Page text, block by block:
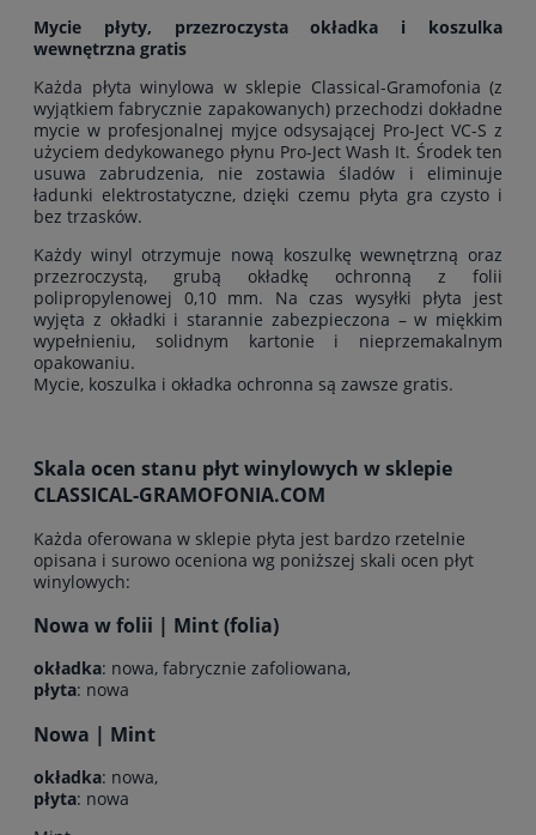
Mycie płyty, przezroczysta okładka i koszulka
wewnętrzna gratis
Każda płyta winylowa w sklepie Classical-Gramofonia (z
wyjątkiem fabrycznie zapakowanych) przechodzi dokładne
mycie w profesjonalnej myjce odsysającej Pro-Ject VC-S z
użyciem dedykowanego płynu Pro-Ject Wash It. Środek ten
usuwa zabrudzenia, nie zostawia śladów i eliminuje
ładunki elektrostatyczne, dzięki czemu płyta gra czysto i
bez trzasków.
Każdy winyl otrzymuje nową koszulkę wewnętrzną oraz
przezroczystą, grubą okładkę ochronną z folii
polipropylenowej 0,10 mm. Na czas wysyłki płyta jest
wyjęta z okładki i starannie zabezpieczona – w miękkim
wypełnieniu, solidnym kartonie i nieprzemakalnym
opakowaniu.
Mycie, koszulka i okładka ochronna są zawsze gratis.
Skala ocen stanu płyt winylowych w sklepie
CLASSICAL-GRAMOFONIA.COM
Każda oferowana w sklepie płyta jest bardzo rzetelnie
opisana i surowo oceniona wg poniższej skali ocen płyt
winylowych:
Nowa w folii | Mint (folia)
okładka: nowa, fabrycznie zafoliowana,
płyta: nowa
Nowa | Mint
okładka: nowa,
płyta: nowa